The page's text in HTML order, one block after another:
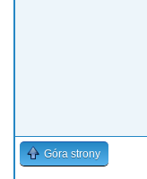
Góra strony